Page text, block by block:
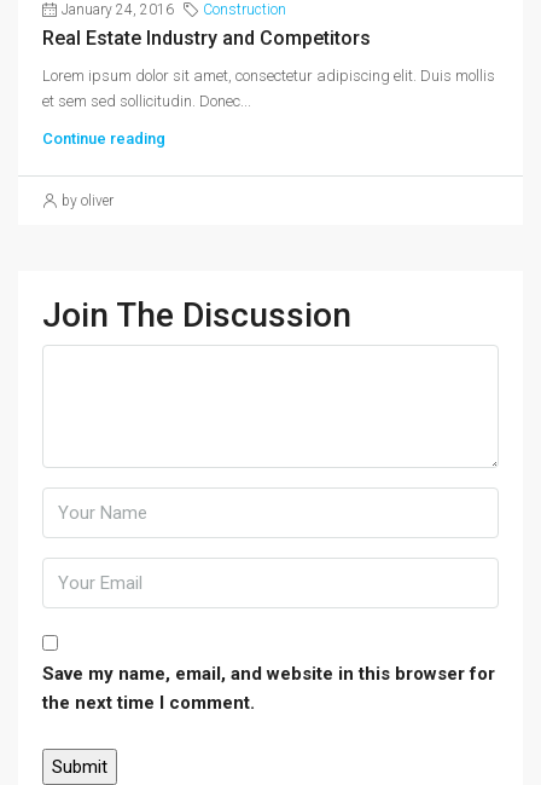
January 24, 2016 Construction
Real Estate Industry and Competitors
Lorem ipsum dolor sit amet, consectetur adipiscing elit. Duis mollis
et sem sed sollicitudin. Donec...
Continue reading
by oliver
Join The Discussion
Save my name, email, and website in this browser for
the next time I comment.